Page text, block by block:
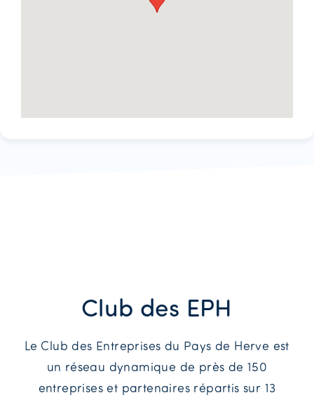
Club des EPH
Le Club des Entreprises du Pays de Herve est
un réseau dynamique de près de 150
entreprises et partenaires répartis sur 13